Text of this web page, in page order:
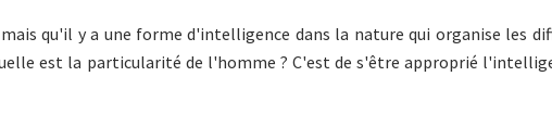
qu'il y a une forme d'intelligence dans la nature qui organise les
est la particularité de l'homme ? C'est de s'être approprié